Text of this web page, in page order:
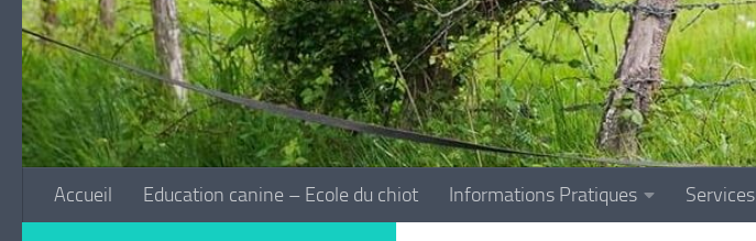
Accueil Education canine – Ecole du chiot Informations Pratiques Services